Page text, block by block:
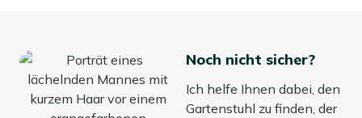
Noch nicht sicher?
Ich helfe Ihnen dabei, den
Gartenstuhl zu finden, der